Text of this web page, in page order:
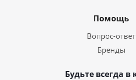
Помощь
Вопрос-ответ
Бренды
Будьте всегда в